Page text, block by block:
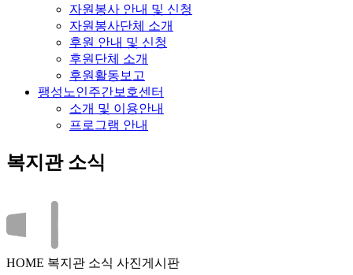
자원봉사 안내 및 신청
자원봉사단체 소개
후원 안내 및 신청
후원단체 소개
후원활동보고
팽성노인주간보호센터
소개 및 이용안내
프로그램 안내
복지관 소식
HOME 복지관 소식 사진게시판